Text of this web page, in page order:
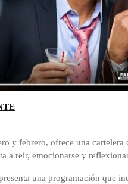
y febrero, ofrece una
a reír, emocionarse y
una programación que